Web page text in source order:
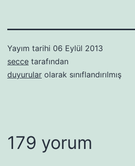
Yayım tarihi 06 Eylül 2013
secce tarafından
duyurular olarak sınıflandırılmış
179 yorum